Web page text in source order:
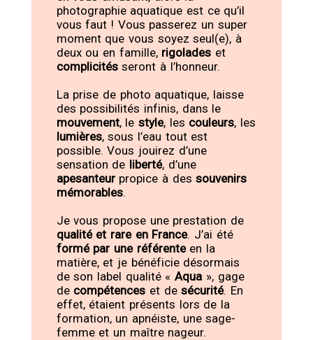
photographie aquatique est ce qu’il
vous faut ! Vous passerez un super
moment que vous soyez seul(e), à
deux ou en famille, rigolades et
complicitésseront à l’honneur.
La prise de photo aquatique, laisse
des possibilités infinis, dans le
mouvement, lestyle, les couleurs, les
lumières, sous l’eau tout est
possible. Vous jouirez d’une
sensation de liberté, d’une
apesanteurpropice à dessouvenirs
mémorables.
Je vous propose une prestation de
qualité et rare en France. J’ai été
formé par une référenteen la
matière, et je bénéficie désormais
de son label qualité «Aqua », gage
de compétences et desécurité. En
effet, étaient présents lors de la
formation, un apnéiste, une sage-
femme et un maître nageur.